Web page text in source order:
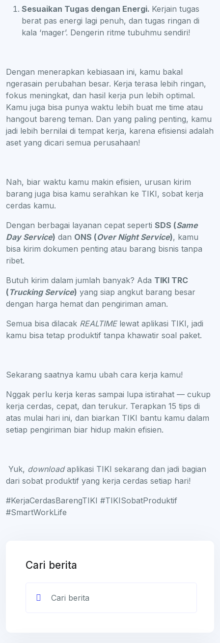
Sesuaikan Tugas dengan Energi. Kerjain tugas
berat pas energi lagi penuh, dan tugas ringan di
kala ‘mager’. Dengerin ritme tubuhmu sendiri!
Dengan menerapkan kebiasaan ini, kamu bakal
ngerasain perubahan besar. Kerja terasa lebih ringan,
fokus meningkat, dan hasil kerja pun lebih optimal.
Kamu juga bisa punya waktu lebih buat me time atau
hangout bareng teman. Dan yang paling penting, kamu
jadi lebih bernilai di tempat kerja, karena efisiensi adalah
aset yang dicari semua perusahaan!
Nah, biar waktu kamu makin efisien, urusan kirim
barang juga bisa kamu serahkan ke TIKI, sobat kerja
cerdas kamu.
Dengan berbagai layanan cepat seperti SDS (Same
Day Service) dan ONS (Over Night Service), kamu
bisa kirim dokumen penting atau barang bisnis tanpa
ribet.
Butuh kirim dalam jumlah banyak? Ada TIKI TRC
( Trucking Service) yang siap angkut barang besar
dengan harga hemat dan pengiriman aman.
Semua bisa dilacak REALTIMElewat aplikasi TIKI, jadi
kamu bisa tetap produktif tanpa khawatir soal paket.
Sekarang saatnya kamu ubah cara kerja kamu!
Nggak perlu kerja keras sampai lupa istirahat — cukup
kerja cerdas, cepat, dan terukur. Terapkan 15 tips di
atas mulai hari ini, dan biarkan TIKI bantu kamu dalam
setiap pengiriman biar hidup makin efisien.
Yuk, downloadaplikasi TIKI sekarang dan jadi bagian
dari sobat produktif yang kerja cerdas setiap hari!
#KerjaCerdasBarengTIKI #TIKISobatProduktif
#SmartWorkLife
Cari berita